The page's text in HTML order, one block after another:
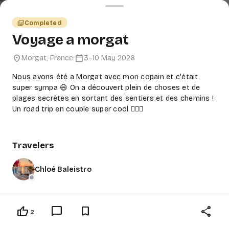
photo_library completed
Voyage a morgat
location_onMorgat, France·calendar_today3–10 May 2026
Nous avons été a Morgat avec mon copain et c'était
super sympa 😄 On a découvert plein de choses et de
plages secrètes en sortant des sentiers et des chemins !
Un road trip en couple super cool 👍🏻✨
Travelers
Chloé Baleistro
thumb_up 2 chat_bubble_outline bookmark_border share